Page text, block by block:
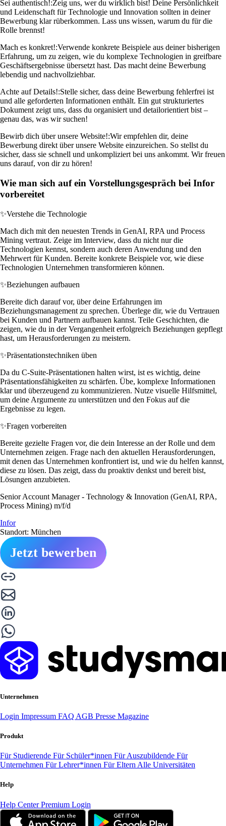
Sei authentisch!:Zeig uns, wer du wirklich bist! Deine Persönlichkeit
und Leidenschaft für Technologie und Innovation sollten in deiner
Bewerbung klar rüberkommen. Lass uns wissen, warum du für die
Rolle brennst!
Mach es konkret!:Verwende konkrete Beispiele aus deiner bisherigen
Erfahrung, um zu zeigen, wie du komplexe Technologien in greifbare
Geschäftsergebnisse übersetzt hast. Das macht deine Bewerbung
lebendig und nachvollziehbar.
Achte auf Details!:Stelle sicher, dass deine Bewerbung fehlerfrei ist
und alle geforderten Informationen enthält. Ein gut strukturiertes
Dokument zeigt uns, dass du organisiert und detailorientiert bist –
genau das, was wir suchen!
Bewirb dich über unsere Website!:Wir empfehlen dir, deine
Bewerbung direkt über unsere Website einzureichen. So stellst du
sicher, dass sie schnell und unkompliziert bei uns ankommt. Wir freuen
uns darauf, von dir zu hören!
Wie man sich auf ein Vorstellungsgespräch bei Infor
vorbereitet
✨Verstehe die Technologie
Mach dich mit den neuesten Trends in GenAI, RPA und Process
Mining vertraut. Zeige im Interview, dass du nicht nur die
Technologien kennst, sondern auch deren Anwendung und den
Mehrwert für Kunden. Bereite konkrete Beispiele vor, wie diese
Technologien Unternehmen transformieren können.
✨Beziehungen aufbauen
Bereite dich darauf vor, über deine Erfahrungen im
Beziehungsmanagement zu sprechen. Überlege dir, wie du Vertrauen
bei Kunden und Partnern aufbauen kannst. Teile Geschichten, die
zeigen, wie du in der Vergangenheit erfolgreich Beziehungen gepflegt
hast, um Herausforderungen zu meistern.
✨Präsentationstechniken üben
Da du C-Suite-Präsentationen halten wirst, ist es wichtig, deine
Präsentationsfähigkeiten zu schärfen. Übe, komplexe Informationen
klar und überzeugend zu kommunizieren. Nutze visuelle Hilfsmittel,
um deine Argumente zu unterstützen und den Fokus auf die
Ergebnisse zu legen.
✨Fragen vorbereiten
Bereite gezielte Fragen vor, die dein Interesse an der Rolle und dem
Unternehmen zeigen. Frage nach den aktuellen Herausforderungen,
mit denen das Unternehmen konfrontiert ist, und wie du helfen kannst,
diese zu lösen. Das zeigt, dass du proaktiv denkst und bereit bist,
Lösungen anzubieten.
Senior Account Manager - Technology & Innovation (GenAI, RPA,
Process Mining) m/f/d
Infor
Standort: München
Jetzt bewerben
Unternehmen
Login Impressum FAQ AGB Presse Magazine
Produkt
Für Studierende Für Schüler*innen Für Auszubildende Für
Unternehmen Für Lehrer*innen Für Eltern Alle Universitäten
Help
Help CenterPremium Login